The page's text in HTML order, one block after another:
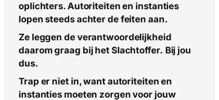
oplichters. Autoriteiten en instanties
lopen steeds achter de feiten aan.
Ze leggen de verantwoordelijkheid
daarom graag bij het Slachtoffer. Bij jou
dus.
Trap er niet in, want autoriteiten en
instanties moeten zorgen voor jouw